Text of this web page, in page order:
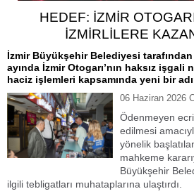
HEDEF: İZMİR
İZMİRLİLERE
İzmir Büyükşehir Belediyesi tarafından
ayında İzmir Otogarı’nın haksız işgali
haciz işlemleri kapsamında yeni bir
06 Haziran 2026
Ödenmeyen
edilmesi
yönelik
mahkeme
Büyükşehir
ilgili tebligatları muhataplarına ulaştırdı.